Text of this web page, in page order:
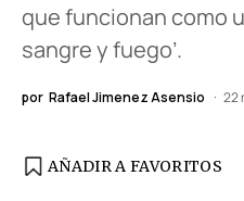
que funcionan como
sangre y fuego’.
por Rafael Jimenez Asensio 22
AÑADIR A FAVORITOS